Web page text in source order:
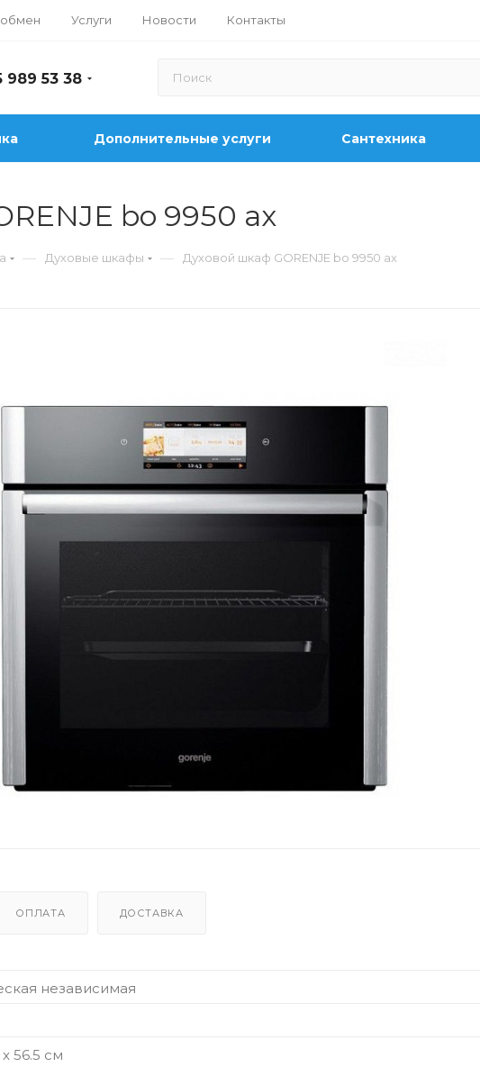
обмен Услуги Новости Контакты
989 53 38
Дополнительные услуги Сантехника
bo 9950 ax
— Духовые шкафы — Духовой шкаф GORENJE bo 9950 ax
ОПЛАТА ДОСТАВКА
независимая
56.5 см